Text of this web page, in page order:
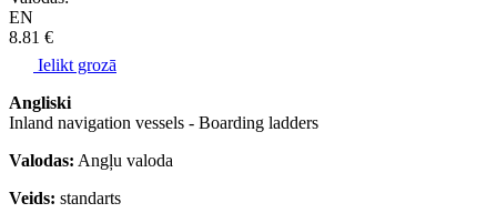
EN
8.81 €
Ielikt grozā
Angliski
Inland navigation vessels - Boarding ladders
Valodas: Angļu valoda
Veids: standarts